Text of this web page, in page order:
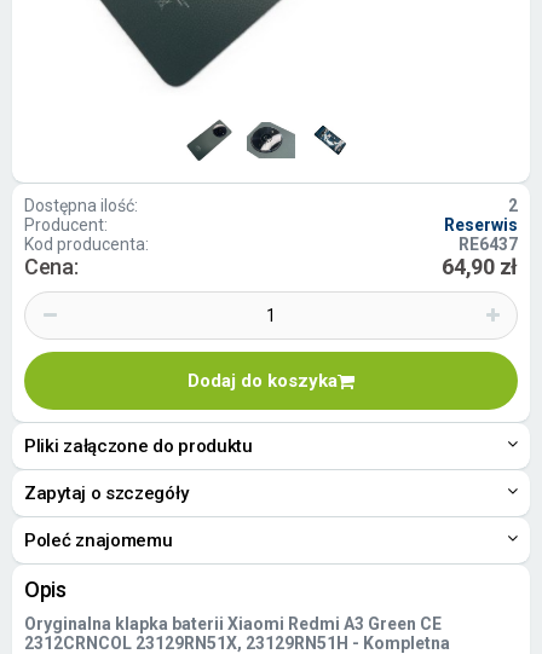
Dostępna ilość:
2
Producent:
Reserwis
Kod producenta:
RE6437
Cena: 64,90 zł
Dodaj do koszyka
Pliki załączone do produktu
Zapytaj o szczegóły
Poleć znajomemu
Opis
Oryginalna klapka baterii Xiaomi Redmi A3 Green CE
2312CRNCOL 23129RN51X, 23129RN51H - Kompletna